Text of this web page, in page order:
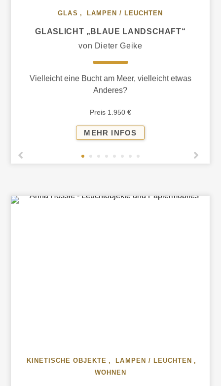
GLAS , LAMPEN / LEUCHTEN
GLASLICHT „BLAUE LANDSCHAFT“
von Dieter Geike
Vielleicht eine Bucht am Meer, vielleicht etwas
Anderes?
Preis 1.950 €
MEHR INFOS
LANDSCHAFT“
KINETISCHE OBJEKTE , LAMPEN / LEUCHTEN ,
WOHNEN